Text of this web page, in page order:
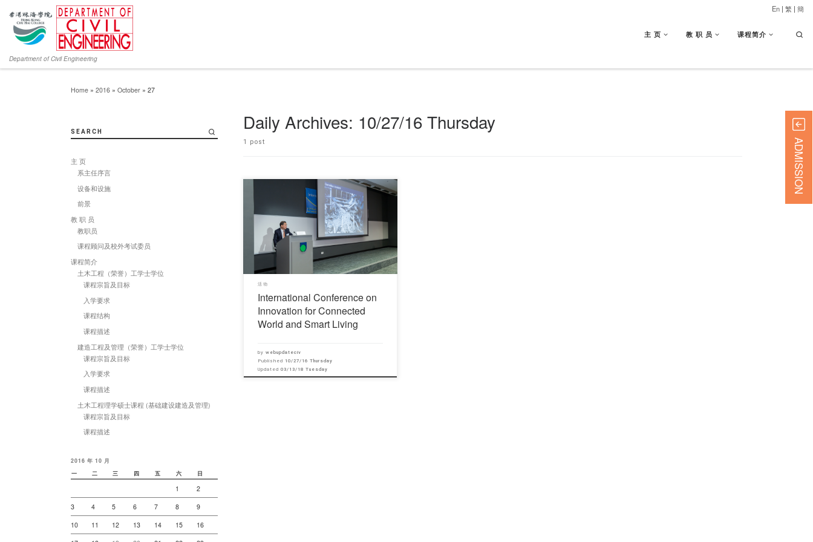
Department of Civil Engineering
主 页 教 职 员 课程简介
En | 繁 | 簡
Home » 2016 » October » 27
Daily Archives: 10/27/16 Thursday
1 post
Professor Louis Lam of the Civil Engineering
Depar […]
活动
International Conference on
Innovation for Connected
World and Smart Living
bywebupdateciv
Published 10/27/16 Thursday
Updated03/13/18 Tuesday
SEARCH
主 页
系主任序言
设备和设施
前景
教 职 员
教职员
课程顾问及校外考试委员
课程简介
土木工程（荣誉）工学士学位
课程宗旨及目标
入学要求
课程结构
课程描述
建造工程及管理（荣誉）工学士学位
课程宗旨及目标
入学要求
课程描述
土木工程理学硕士课程 (基础建设建造及管理)
课程宗旨及目标
课程描述
2016 年 10 月
一 二 三 四 五 六 日
1
2
3
4 5 6 7 8
9
10
11 12 13 14 15
16
ADMISSION